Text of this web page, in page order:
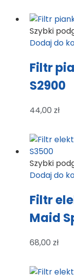
Szybki
Dodaj do
Filtr
S2900
44,00 zł
Szybki
Dodaj do
Filtr
Maid
68,00 zł